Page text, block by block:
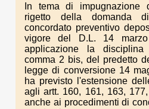
In tema di impugnazione
rigetto della domanda
concordato preventivo
vigore del D.L. 14
applicazione la
comma 2 bis, del predetto
legge di conversione 14
ha previsto l'estensione
agli artt. 160, 161, 163,
anche ai procedimenti di